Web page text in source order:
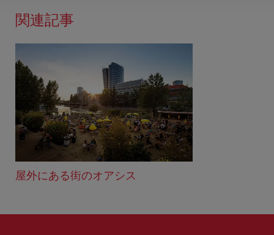
関連記事
屋外にある街のオアシス